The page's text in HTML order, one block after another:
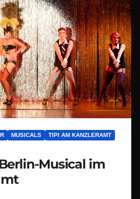
MUSICALS
TIPI AM KANZLERAMT
Musical im